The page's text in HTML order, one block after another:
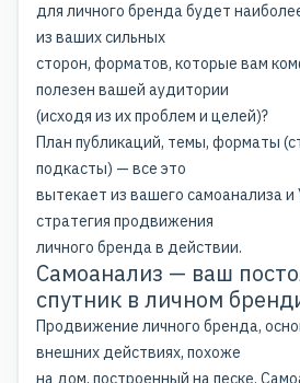
для личного бренда будет
из ваших сильных
сторон, форматов, которые вам
полезен вашей аудитории
(исходя из их проблем и целей)?
План публикаций, темы, форматы
подкасты) — все это
вытекает из вашего самоанализа
стратегия продвижения
личного бренда в действии.
Самоанализ — ваш
спутник в личном
Продвижение личного бренда,
внешних действиях, похоже